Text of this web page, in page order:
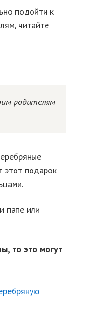
подойти к
читайте
родителям
этот подарок
папе или
то это могут